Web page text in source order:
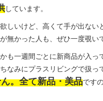
しています。
しいけど、高くて手が出ない
無かった人も、ぜひ一度覗い
も一週間ごとに新商品が入
なみにプラスリビングで扱
。全て新品・美品です